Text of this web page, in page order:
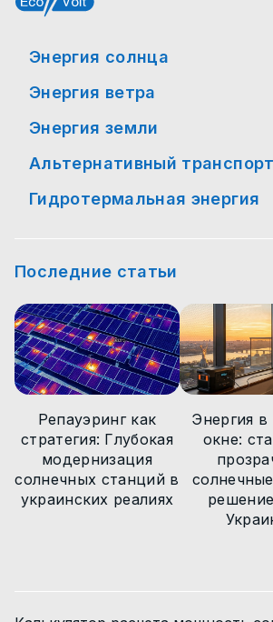
Энергия солнца
Мероприятия
Интересные факты
Новости законодательства
Энергия ветра
Мероприятия
Интересные факты
Новости технологий
Энергия земли
Интересные факты
Новости технологий
Новости
Альтернативный транспорт
Мероприятия
Новости технологий
Статьи
Новости
Гидротермальная энергия
Статьи
Новости
Последние статьи
Репауэринг как
стратегия: Глубокая
модернизация
солнечных станций в
украинских реалиях
Энергия
окне: